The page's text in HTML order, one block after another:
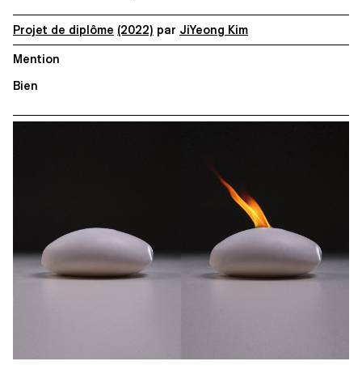
Projet de diplôme (2022) par JiYeong Kim
Mention
Bien